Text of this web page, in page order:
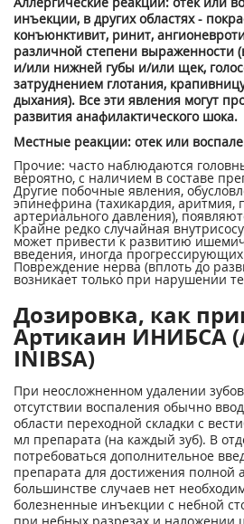
инъекции, в других областях -
конъюнктивит, ринит,
различной степени выраженности
и/или нижней губы и/или щек,
затруднением глотания,
дыхания). Все эти явления могут
развития анафилактического шока.
Местные реакции: отек или
Прочие: часто наблюдаются
вероятно, с наличием в составе
Другие побочные явления,
эпинефрина (тахикардия,
артериального давления),
Крайне редко случайная
может привести к развитию
введения, иногда прогрессирующих
Повреждение нерва (вплоть до
возникает только при нарушении
Дозировка, как
Артикаин ИНИБСА
INIBSA)
При неосложненном удалении
отсутствии воспаления обычно
области переходной складки с
мл препарата (на каждый зуб). В
потребоваться дополнительное
препарата для достижения полной
большинстве случаев нет
болезненные инъекции с небной